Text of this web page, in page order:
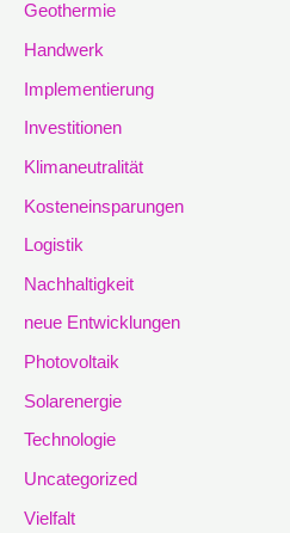
Geothermie
Handwerk
Implementierung
Investitionen
Klimaneutralität
Kosteneinsparungen
Logistik
Nachhaltigkeit
neue Entwicklungen
Photovoltaik
Solarenergie
Technologie
Uncategorized
Vielfalt